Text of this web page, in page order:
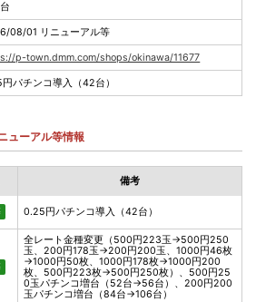
08/01 リニューアル等
p-town.dmm.com/shops/okinawa/11677
パチンコ導入（42台）
ューアル等情報
備考
0.25円パチンコ導入（42台）
全レート金種変更（500円223玉→500円250
玉、200円178玉→200円200玉、1000円46枚
→1000円50枚、1000円178枚→1000円200
枚、500円223枚→500円250枚）、500円25
0玉パチンコ増台（52台→56台）、200円200
玉パチンコ増台（84台→106台）